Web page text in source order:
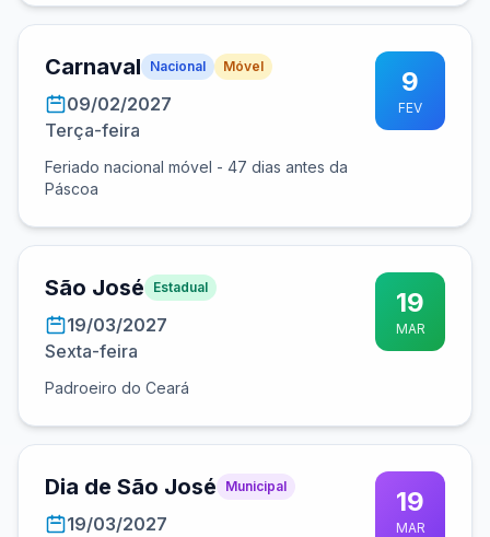
Carnaval Nacional Móvel
09/02/2027
Terça-feira
Feriado nacional móvel - 47 dias antes da
Páscoa
9
FEV
São José Estadual
19/03/2027
Sexta-feira
Padroeiro do Ceará
19
MAR
Dia de São José Municipal
19/03/2027
19
MAR